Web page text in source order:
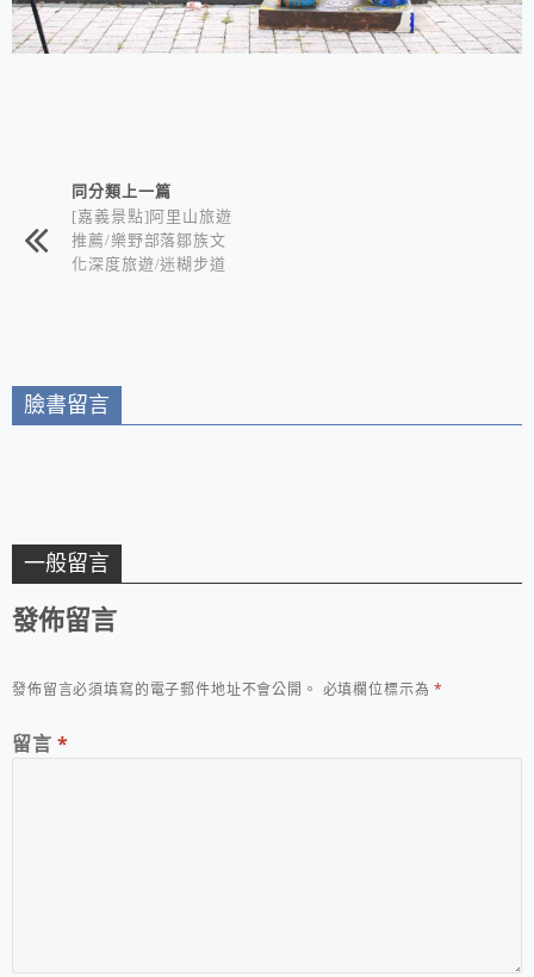
相連文章同分類上一篇
[嘉義景點]阿里山旅遊
推薦/樂野部落鄒族文
化深度旅遊/迷糊步道
臉書留言
一般留言
發佈留言
發佈留言必須填寫的電子郵件地址不會公開。 必填欄位標示為*
留言 *